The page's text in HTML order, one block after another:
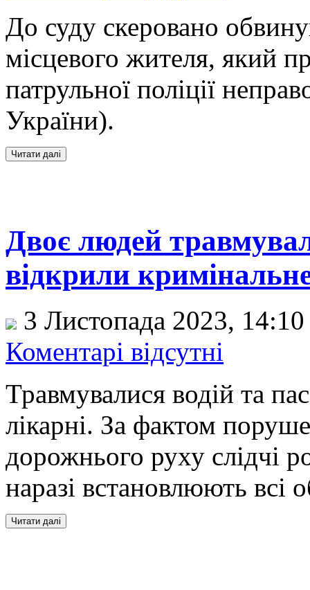
До суду скеровано
місцевого жителя, який
патрульної поліції
України).
Двоє людей
відкрили
3 Листопада 2023,
Коментарі відсутні
Травмувалися водій та
лікарні. За фактом
дорожнього руху слідчі
наразі встановлюють всі